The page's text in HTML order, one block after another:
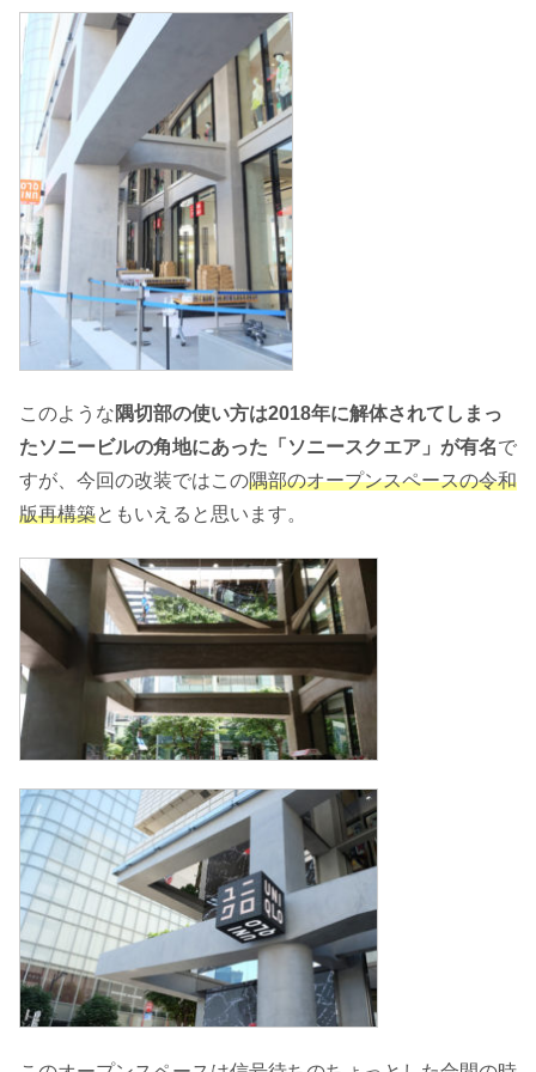
このような隅切部の使い方は2018年に解体されてしまっ
たソニービルの角地にあった「ソニースクエア」が有名で
すが、今回の改装ではこの隅部のオープンスペースの令和
版再構築ともいえると思います。